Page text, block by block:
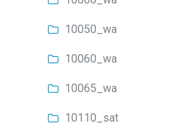
10050_wa
10060_wa
10065_wa
10110_sat